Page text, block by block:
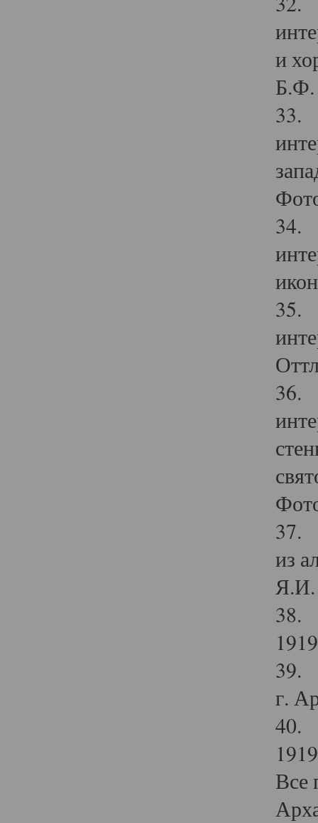
и
Б.Ф.
33.
34.
35.
36.
37.
из
Я.И.
38.
39.
г.
40.
Все